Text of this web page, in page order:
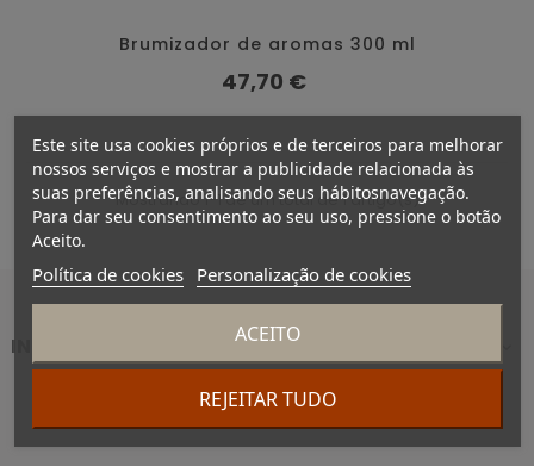
Este site usa cookies próprios e de terceiros para melhorar
nossos serviços e mostrar a publicidade relacionada às
suas preferências, analisando seus hábitosnavegação.
Para dar seu consentimento ao seu uso, pressione o botão
Aceito.
Política de cookies Personalização de cookies
REJEITAR TUDO
ACEITO
Brumizador de aromas 300 ml
Preço
47,70 €
Mostrando 1-1 de um total de 1 artigo(s)
INFORMAÇÃO DA LOJA
Instagram